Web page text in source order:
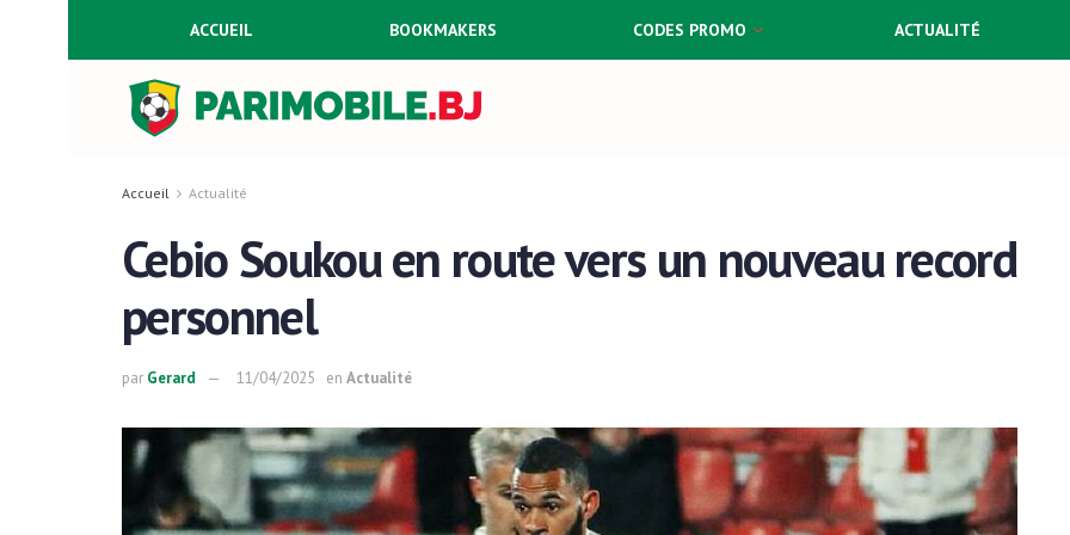
ACCUEIL BOOKMAKERS CODES PROMO ACTUALITÉ
Accueil Actualité
Cebio Soukou en route vers un nouveau record
personnel
par Gerard 11/04/2025 en Actualité